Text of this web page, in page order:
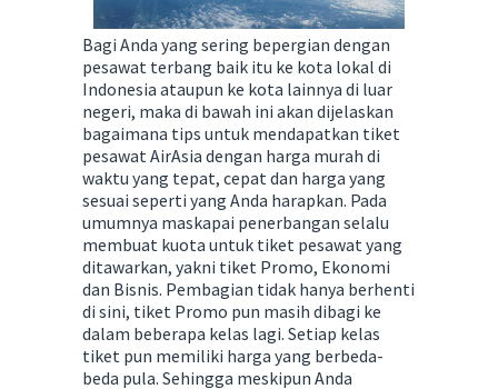
Bagi Anda yang sering bepergian dengan
pesawat terbang baik itu ke kota lokal di
Indonesia ataupun ke kota lainnya di luar
negeri, maka di bawah ini akan dijelaskan
bagaimana tips untuk mendapatkan tiket
pesawat AirAsia dengan harga murah di
waktu yang tepat, cepat dan harga yang
sesuai seperti yang Anda harapkan. Pada
umumnya maskapai penerbangan selalu
membuat kuota untuk tiket pesawat yang
ditawarkan, yakni tiket Promo, Ekonomi
dan Bisnis. Pembagian tidak hanya berhenti
di sini, tiket Promo pun masih dibagi ke
dalam beberapa kelas lagi. Setiap kelas
tiket pun memiliki harga yang berbeda-
beda pula. Sehingga meskipun Anda